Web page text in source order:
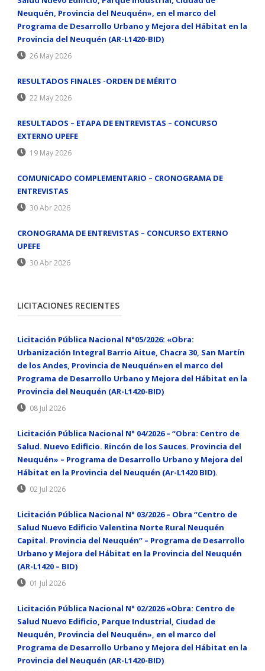
Neuquén, Provincia del Neuquén», en el marco del
Programa de Desarrollo Urbano y Mejora del Hábitat en la
Provincia del Neuquén (AR-L1420-BID)
26 May 2026
RESULTADOS FINALES -ORDEN DE MÉRITO
22 May 2026
RESULTADOS – ETAPA DE ENTREVISTAS – CONCURSO
EXTERNO UPEFE
19 May 2026
COMUNICADO COMPLEMENTARIO – CRONOGRAMA DE
ENTREVISTAS
30 Abr 2026
CRONOGRAMA DE ENTREVISTAS – CONCURSO EXTERNO
UPEFE
30 Abr 2026
LICITACIONES RECIENTES
Licitación Pública Nacional N°05/2026: «Obra:
Urbanización Integral Barrio Aitue, Chacra 30, San Martín
de los Andes, Provincia de Neuquén»en el marco del
Programa de Desarrollo Urbano y Mejora del Hábitat en la
Provincia del Neuquén (AR-L1420-BID)
08 Jul 2026
Licitación Pública Nacional N° 04/2026 – “Obra: Centro de
Salud. Nuevo Edificio. Rincón de los Sauces. Provincia del
Neuquén» – Programa de Desarrollo Urbano y Mejora del
Hábitat en la Provincia del Neuquén (Ar-L1420 BID).
02 Jul 2026
Licitación Pública Nacional N° 03/2026 – Obra “Centro de
Salud Nuevo Edificio Valentina Norte Rural Neuquén
Capital. Provincia del Neuquén” – Programa de Desarrollo
Urbano y Mejora del Hábitat en la Provincia del Neuquén
(AR-L1420 – BID)
01 Jul 2026
Licitación Pública Nacional N° 02/2026 «Obra: Centro de
Salud Nuevo Edificio, Parque Industrial, Ciudad de
Neuquén, Provincia del Neuquén», en el marco del
Programa de Desarrollo Urbano y Mejora del Hábitat en la
Provincia del Neuquén (AR-L1420-BID)